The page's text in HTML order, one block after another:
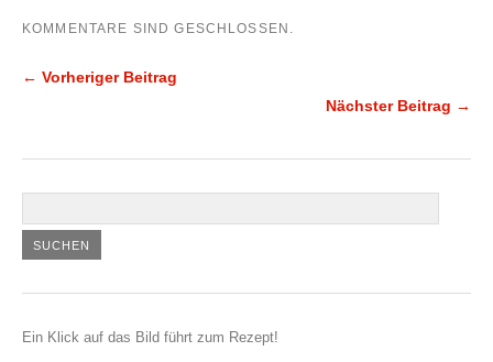
KOMMENTARE SIND GESCHLOSSEN.
← Vorheriger Beitrag
Nächster Beitrag →
Ein Klick auf das Bild führt zum Rezept!